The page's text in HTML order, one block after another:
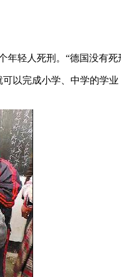
轻人死刑。“德国没有
以完成小学、中学的学